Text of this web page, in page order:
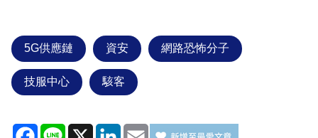
5G供應鏈 資安 網路恐怖分子
技服中心 駭客
Facebook
Line X LinkedIn
Email